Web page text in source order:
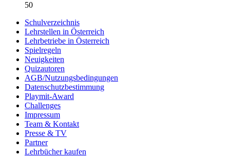
50
Schulverzeichnis
Lehrstellen in Österreich
Lehrbetriebe in Österreich
Spielregeln
Neuigkeiten
Quizautoren
AGB/Nutzungsbedingungen
Datenschutzbestimmung
Playmit-Award
Challenges
Impressum
Team & Kontakt
Presse & TV
Partner
Lehrbücher kaufen